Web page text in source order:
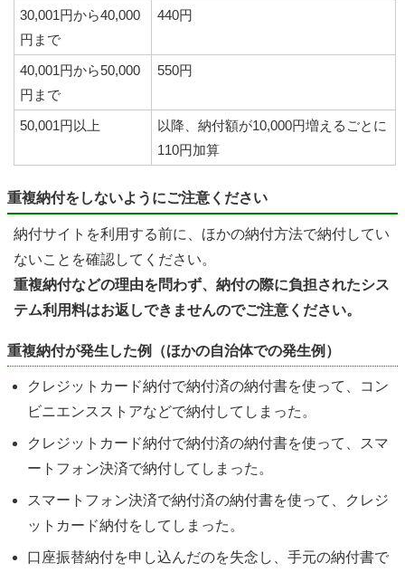
30,001円から40,000
円まで
440円
40,001円から50,000
円まで
550円
50,001円以上
以降、納付額が10,000円増えるごとに
110円加算
重複納付をしないようにご注意ください
納付サイトを利用する前に、ほかの納付方法で納付してい
ないことを確認してください。
重複納付などの理由を問わず、納付の際に負担されたシス
テム利用料はお返しできませんのでご注意ください。
重複納付が発生した例（ほかの自治体での発生例）
クレジットカード納付で納付済の納付書を使って、コン
ビニエンスストアなどで納付してしまった。
クレジットカード納付で納付済の納付書を使って、スマ
ートフォン決済で納付してしまった。
スマートフォン決済で納付済の納付書を使って、クレジ
ットカード納付をしてしまった。
口座振替納付を申し込んだのを失念し、手元の納付書で